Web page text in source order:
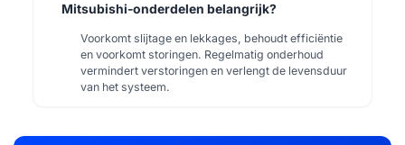
Mitsubishi-onderdelen belangrijk?
Voorkomt slijtage en lekkages, behoudt efficiëntie
en voorkomt storingen. Regelmatig onderhoud
vermindert verstoringen en verlengt de levensduur
van het systeem.